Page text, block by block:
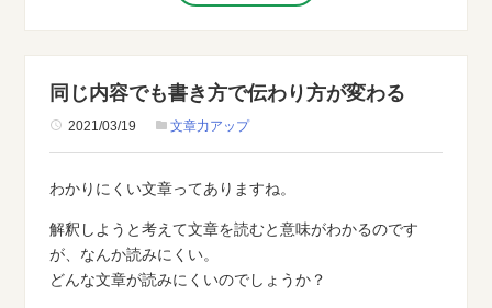
同じ内容でも書き方で伝わり方が変わる
2021/03/19 文章力アップ
わかりにくい文章ってありますね。
解釈しようと考えて文章を読むと意味がわかるのです
が、なんか読みにくい。
どんな文章が読みにくいのでしょうか？